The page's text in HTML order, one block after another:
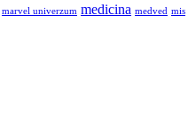
marvel univerzum medicina medved mis